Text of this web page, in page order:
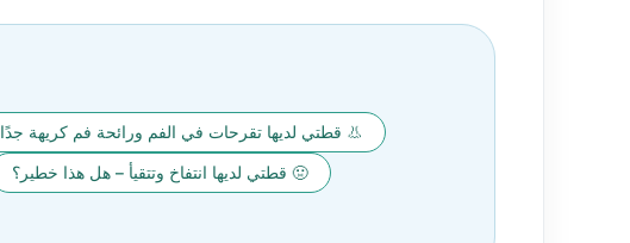
👃 قطتي لديها تقرحات في الفم ورائحة فم كريهة جدًا
🤢 قطتي لديها انتفاخ وتتقيأ – هل هذا خطير؟